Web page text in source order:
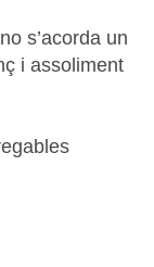
s’acorda un
i assoliment